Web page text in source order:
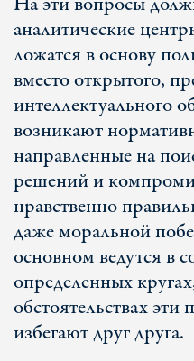
аналитические
ложатся в основу
вместо открытого,
интеллектуального
возникают
направленные на
решений и
нравственно
даже моральной
основном ведутся в
определенных
обстоятельствах эти
избегают друг друга.